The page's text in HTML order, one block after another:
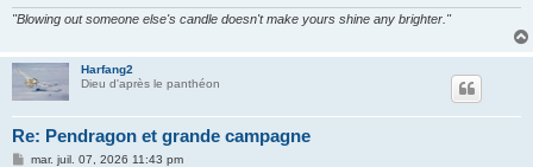
"Blowing out someone else's candle doesn't make yours shine any brighter."
Harfang2
Dieu d'après le panthéon
Re: Pendragon et grande campagne
Mmar. juil. 07, 2026 11:43 pm